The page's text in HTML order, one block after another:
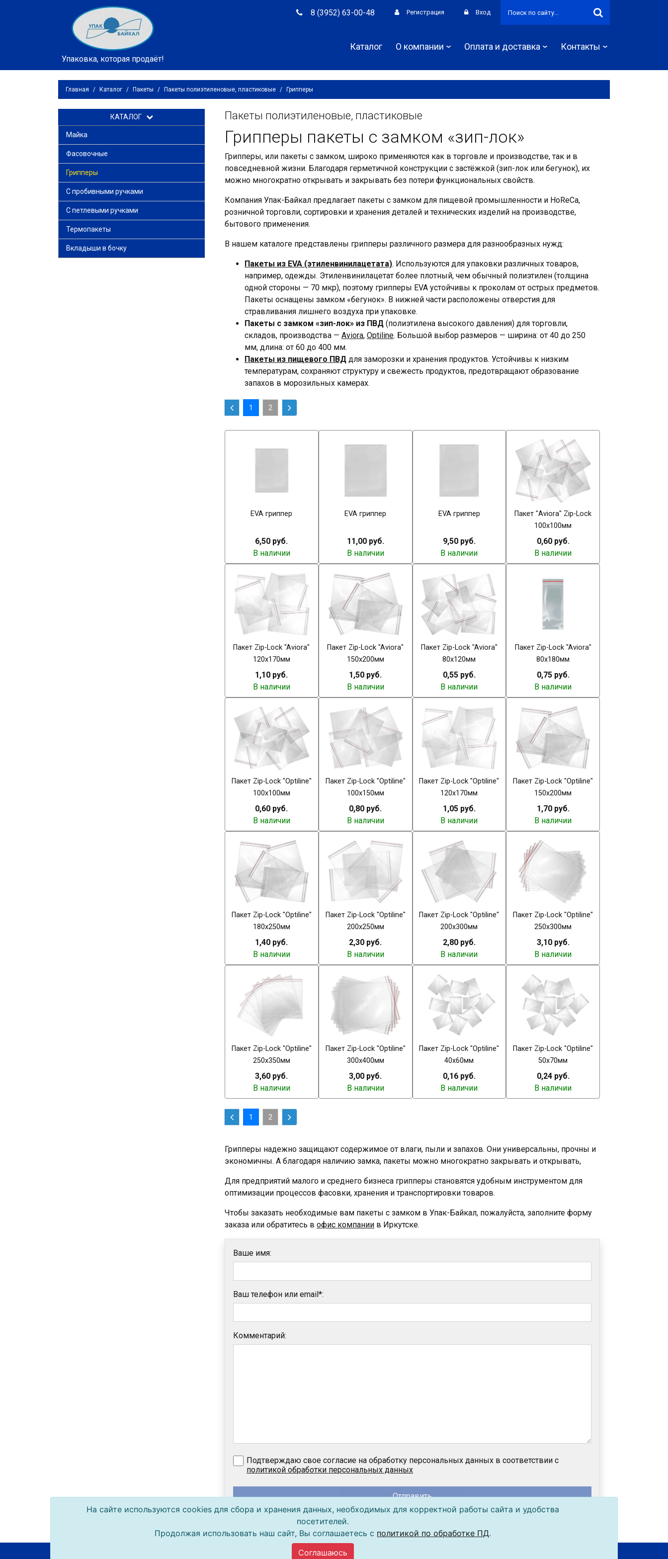
Упаковка, которая продаёт!
8 (3952) 63-00-48 Регистрация Вход
Каталог О компании Оплата и доставка Контакты
Главная / Каталог / Пакеты / Пакеты полиэтиленовые, пластиковые / Грипперы
КАТАЛОГ
Майка
Фасовочные
Грипперы
С пробивными ручками
С петлевыми ручками
Термопакеты
Вкладыши в бочку
Пакеты полиэтиленовые, пластиковые
Грипперы пакеты с замком «зип-лок»
Грипперы, или пакеты с замком, широко применяются как в торговле и производстве, так и в
повседневной жизни. Благодаря герметичной конструкции с застёжкой (зип-лок или бегунок), их
можно многократно открывать и закрывать без потери функциональных свойств.
Компания Упак-Байкал предлагает пакеты с замком для пищевой промышленности и HoReCa,
розничной торговли, сортировки и хранения деталей и технических изделий на производстве,
бытового применения.
В нашем каталоге представлены грипперы различного размера для разнообразных нужд:
Пакеты из EVA (этиленвинилацетата). Используются для упаковки различных товаров,
например, одежды. Этиленвинилацетат более плотный, чем обычный полиэтилен (толщина
одной стороны — 70 мкр), поэтому грипперы EVA устойчивы к проколам от острых предметов.
Пакеты оснащены замком «бегунок». В нижней части расположены отверстия для
стравливания лишнего воздуха при упаковке.
Пакеты с замком «зип-лок» из ПВД (полиэтилена высокого давления) для торговли,
складов, производства — Aviora, Optiline. Большой выбор размеров — ширина: от 40 до 250
мм, длина: от 60 до 400 мм.
Пакеты из пищевого ПВД для заморозки и хранения продуктов. Устойчивы к низким
температурам, сохраняют структуру и свежесть продуктов, предотвращают образование
запахов в морозильных камерах.
1 2
EVA гриппер
6,50 руб.
В наличии
EVA гриппер
11,00 руб.
В наличии
EVA гриппер
9,50 руб.
В наличии
Пакет "Aviora" Zip-Lock
100х100мм
0,60 руб.
В наличии
Пакет Zip-Lock "Aviora"
120х170мм
1,10 руб.
В наличии
Пакет Zip-Lock "Aviora"
150х200мм
1,50 руб.
В наличии
Пакет Zip-Lock "Aviora"
80х120мм
0,55 руб.
В наличии
Пакет Zip-Lock "Aviora"
80х180мм
0,75 руб.
В наличии
Пакет Zip-Lock "Optiline"
100х100мм
0,60 руб.
В наличии
Пакет Zip-Lock "Optiline"
100х150мм
0,80 руб.
В наличии
Пакет Zip-Lock "Optiline"
120х170мм
1,05 руб.
В наличии
Пакет Zip-Lock "Optiline"
150х200мм
1,70 руб.
В наличии
Пакет Zip-Lock "Optiline"
180х250мм
1,40 руб.
В наличии
Пакет Zip-Lock "Optiline"
200х250мм
2,30 руб.
В наличии
Пакет Zip-Lock "Optiline"
200х300мм
2,80 руб.
В наличии
Пакет Zip-Lock "Optiline"
250х300мм
3,10 руб.
В наличии
Пакет Zip-Lock "Optiline"
250х350мм
3,60 руб.
В наличии
Пакет Zip-Lock "Optiline"
300х400мм
3,00 руб.
В наличии
Пакет Zip-Lock "Optiline"
40х60мм
0,16 руб.
В наличии
Пакет Zip-Lock "Optiline"
50х70мм
0,24 руб.
В наличии
1 2
Грипперы надежно защищают содержимое от влаги, пыли и запахов. Они универсальны, прочны и
экономичны. А благодаря наличию замка, пакеты можно многократно закрывать и открывать,
Для предприятий малого и среднего бизнеса грипперы становятся удобным инструментом для
оптимизации процессов фасовки, хранения и транспортировки товаров.
Чтобы заказать необходимые вам пакеты с замком в Упак-Байкал, пожалуйста, заполните форму
заказа или обратитесь в офис компании в Иркутске.
Ваше имя:
Ваш телефон или email*:
Комментарий:
Подтверждаю свое согласие на обработку персональных данных в соответствии с
политикой обработки персональных данных
Отправить
На сайте используются cookies для сбора и хранения данных, необходимых для корректной работы сайта и удобства
посетителей.
Продолжая использовать наш сайт, Вы соглашаетесь с политикой по обработке ПД.
Соглашаюсь